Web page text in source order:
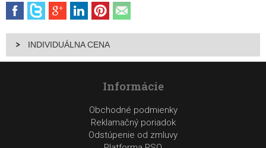
INDIVIDUÁLNA CENA
Informácie
Obchodné podmienky
Reklamačný poriadok
Odstúpenie od zmluvy